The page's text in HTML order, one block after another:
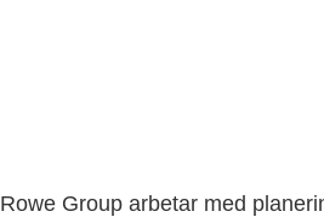
Rowe Group arbetar med